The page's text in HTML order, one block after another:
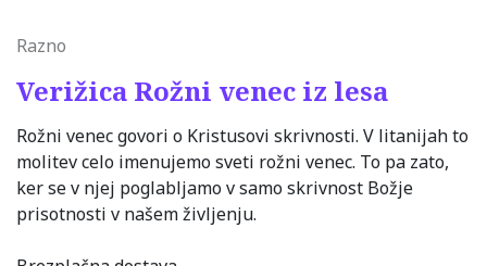
Razno
Verižica Rožni venec iz lesa
Rožni venec govori o Kristusovi skrivnosti. V litanijah to
molitev celo imenujemo sveti rožni venec. To pa zato,
ker se v njej poglabljamo v samo skrivnost Božje
prisotnosti v našem življenju.